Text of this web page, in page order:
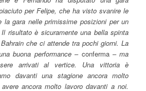
per Felipe, che ha visto svanire le
la gara nelle primissime posizioni per un
Il risultato è sicuramente una bella spinta
che ci attende tra pochi giorni. La
buona performance– conferma –ma
arrivati al vertice. Una vittoria è
davanti una stagione ancora molto
ancora molto lavoro davanti a noi.